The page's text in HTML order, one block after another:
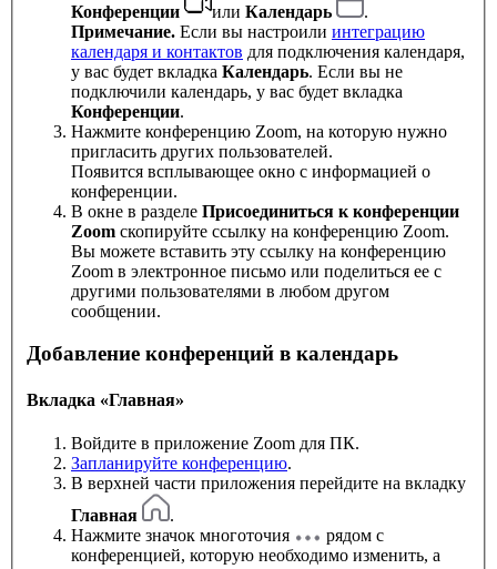
Конференции
или Календарь
.
Примечание. Если вы настроили интеграцию
календаря и контактов для подключения календаря,
у вас будет вкладка Календарь. Если вы не
подключили календарь, у вас будет вкладка
Конференции.
Нажмите конференцию Zoom, на которую нужно
пригласить других пользователей.
Появится всплывающее окно с информацией о
конференции.
В окне в разделе Присоединиться к конференции
Zoom скопируйте ссылку на конференцию Zoom.
Вы можете вставить эту ссылку на конференцию
Zoom в электронное письмо или поделиться ее с
другими пользователями в любом другом
сообщении.
Добавление конференций в календарь
Вкладка «Главная»
Войдите в приложение Zoom для ПК.
Запланируйте конференцию.
В верхней части приложения перейдите на вкладку
Главная
.
Нажмите значок многоточия
рядом с
конференцией, которую необходимо изменить, а